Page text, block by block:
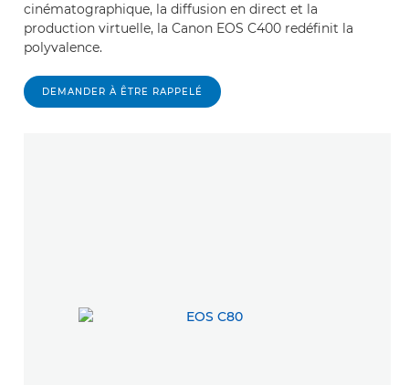
cinématographique, la diffusion en direct et la
production virtuelle, la Canon EOS C400 redéfinit la
polyvalence.
DEMANDER À ÊTRE RAPPELÉ